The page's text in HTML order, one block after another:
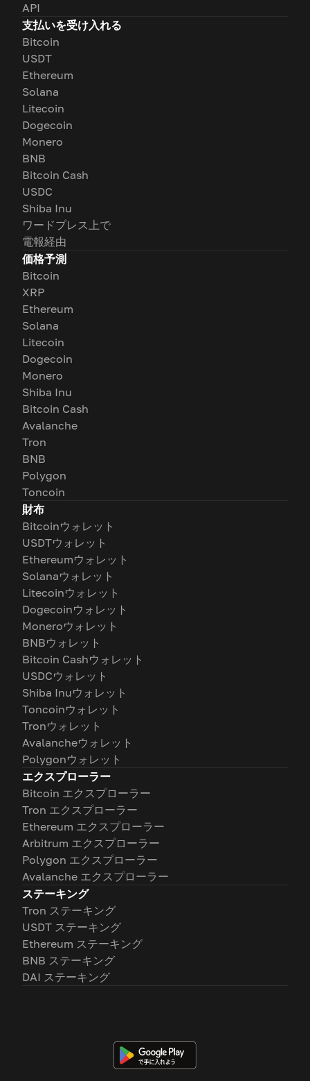
API
支払いを受け入れる
Bitcoin
USDT
Ethereum
Solana
Litecoin
Dogecoin
Monero
BNB
Bitcoin Cash
USDC
Shiba Inu
ワードプレス上で
電報経由
価格予測
Bitcoin
XRP
Ethereum
Solana
Litecoin
Dogecoin
Monero
Shiba Inu
Bitcoin Cash
Avalanche
Tron
BNB
Polygon
Toncoin
財布
Bitcoinウォレット
USDTウォレット
Ethereumウォレット
Solanaウォレット
Litecoinウォレット
Dogecoinウォレット
Moneroウォレット
BNBウォレット
Bitcoin Cashウォレット
USDCウォレット
Shiba Inuウォレット
Toncoinウォレット
Tronウォレット
Avalancheウォレット
Polygonウォレット
エクスプローラー
Bitcoin エクスプローラー
Tron エクスプローラー
Ethereum エクスプローラー
Arbitrum エクスプローラー
Polygon エクスプローラー
Avalanche エクスプローラー
ステーキング
Tron ステーキング
USDT ステーキング
Ethereum ステーキング
BNB ステーキング
DAI ステーキング